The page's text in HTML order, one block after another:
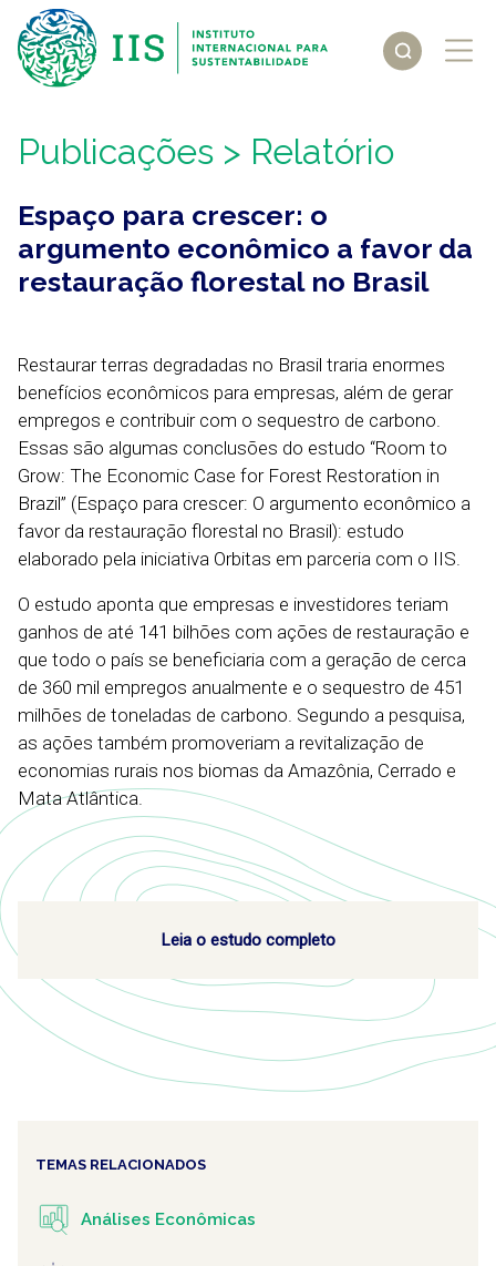
Publicações > Relatório
Espaço para crescer: o
argumento econômico a favor da
restauração florestal no Brasil
Restaurar terras degradadas no Brasil traria enormes
benefícios econômicos para empresas, além de gerar
empregos e contribuir com o sequestro de carbono.
Essas são algumas conclusões do estudo “Room to
Grow: The Economic Case for Forest Restoration in
Brazil” (Espaço para crescer: O argumento econômico a
favor da restauração florestal no Brasil): estudo
elaborado pela iniciativa Orbitas em parceria com o IIS.
O estudo aponta que empresas e investidores teriam
ganhos de até 141 bilhões com ações de restauração e
que todo o país se beneficiaria com a geração de cerca
de 360 mil empregos anualmente e o sequestro de 451
milhões de toneladas de carbono. Segundo a pesquisa,
as ações também promoveriam a revitalização de
economias rurais nos biomas da Amazônia, Cerrado e
Mata Atlântica.
Leia o estudo completo
TEMAS RELACIONADOS
Análises Econômicas